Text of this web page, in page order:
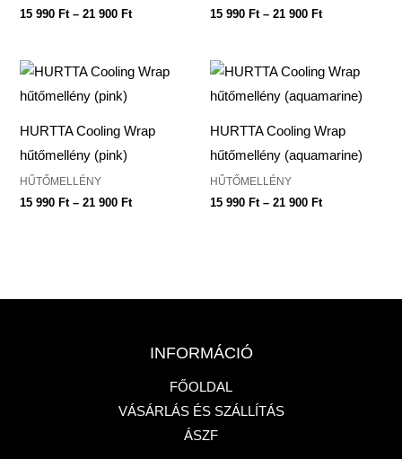
15 990 Ft – 21 900 Ft 15 990 Ft – 21 900 Ft
HURTTA Cooling Wrap
hűtőmellény (pink)
HŰTŐMELLÉNY
15 990Ft – 21 900Ft
Ártartomány:
15
21
HURTTA Cooling Wrap
hűtőmellény (aquamarine)
HŰTŐMELLÉNY
15 990 Ft – 21 900 Ft
Ártartomány:
15
990 Ft
21
INFORMÁCIÓ
FŐOLDAL
VÁSÁRLÁS ÉS SZÁLLÍTÁS
ÁSZF